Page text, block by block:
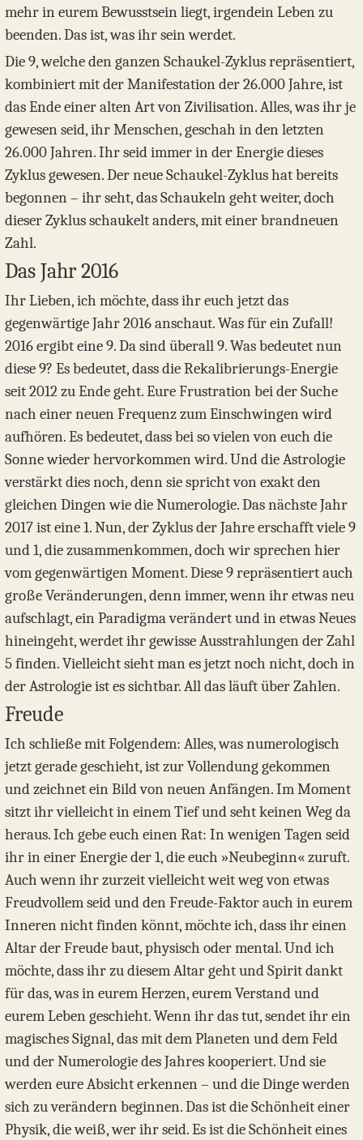
mehr in eurem Bewusstsein liegt, irgendein Leben zu
beenden. Das ist, was ihr sein werdet.
Die 9, welche den ganzen Schaukel-Zyklus repräsentiert,
kombiniert mit der Manifestation der 26.000 Jahre, ist
das Ende einer alten Art von Zivilisation. Alles, was ihr je
gewesen seid, ihr Menschen, geschah in den letzten
26.000 Jahren. Ihr seid immer in der Energie dieses
Zyklus gewesen. Der neue Schaukel-Zyklus hat bereits
begonnen – ihr seht, das Schaukeln geht weiter, doch
dieser Zyklus schaukelt anders, mit einer brandneuen
Zahl.
Das Jahr 2016
Ihr Lieben, ich möchte, dass ihr euch jetzt das
gegenwärtige Jahr 2016 anschaut. Was für ein Zufall!
2016 ergibt eine 9. Da sind überall 9. Was bedeutet nun
diese 9? Es bedeutet, dass die Rekalibrierungs-Energie
seit 2012 zu Ende geht. Eure Frustration bei der Suche
nach einer neuen Frequenz zum Einschwingen wird
aufhören. Es bedeutet, dass bei so vielen von euch die
Sonne wieder hervorkommen wird. Und die Astrologie
verstärkt dies noch, denn sie spricht von exakt den
gleichen Dingen wie die Numerologie. Das nächste Jahr
2017 ist eine 1. Nun, der Zyklus der Jahre erschafft viele 9
und 1, die zusammenkommen, doch wir sprechen hier
vom gegenwärtigen Moment. Diese 9 repräsentiert auch
große Veränderungen, denn immer, wenn ihr etwas neu
aufschlagt, ein Paradigma verändert und in etwas Neues
hineingeht, werdet ihr gewisse Ausstrahlungen der Zahl
5 finden. Vielleicht sieht man es jetzt noch nicht, doch in
der Astrologie ist es sichtbar. All das läuft über Zahlen.
Freude
Ich schließe mit Folgendem: Alles, was numerologisch
jetzt gerade geschieht, ist zur Vollendung gekommen
und zeichnet ein Bild von neuen Anfängen. Im Moment
sitzt ihr vielleicht in einem Tief und seht keinen Weg da
heraus. Ich gebe euch einen Rat: In wenigen Tagen seid
ihr in einer Energie der 1, die euch »Neubeginn« zuruft.
Auch wenn ihr zurzeit vielleicht weit weg von etwas
Freudvollem seid und den Freude-Faktor auch in eurem
Inneren nicht finden könnt, möchte ich, dass ihr einen
Altar der Freude baut, physisch oder mental. Und ich
möchte, dass ihr zu diesem Altar geht und Spirit dankt
für das, was in eurem Herzen, eurem Verstand und
eurem Leben geschieht. Wenn ihr das tut, sendet ihr ein
magisches Signal, das mit dem Planeten und dem Feld
und der Numerologie des Jahres kooperiert. Und sie
werden eure Absicht erkennen – und die Dinge werden
sich zu verändern beginnen. Das ist die Schönheit einer
Physik, die weiß, wer ihr seid. Es ist die Schönheit eines